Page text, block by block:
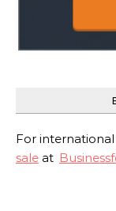
For
sale at